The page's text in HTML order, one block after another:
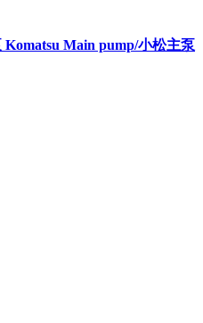
Komatsu Main pump/小松主泵